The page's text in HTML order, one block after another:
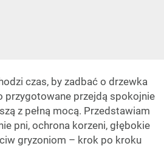
czas, by zadbać o drzewka
przygotowane przejdą spokojnie
z pełną mocą. Przedstawiam
pni, ochrona korzeni, głębokie
gryzoniom – krok po kroku